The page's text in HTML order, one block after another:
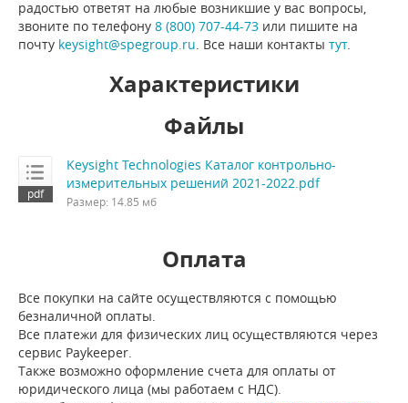
радостью ответят на любые возникшие у вас вопросы,
звоните по телефону 8 (800) 707-44-73 или пишите на
почту keysight@spegroup.ru. Все наши контакты тут.
Характеристики
Файлы
Keysight Technologies Каталог контрольно-
измерительных решений 2021-2022.pdf
Размер: 14.85 мб
Оплата
Все покупки на сайте осуществляются с помощью
безналичной оплаты.
Все платежи для физических лиц осуществляются через
сервис Paykeeper.
Также возможно оформление счета для оплаты от
юридического лица (мы работаем с НДС).